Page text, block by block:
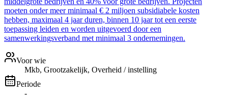
moeten onder meer minimaal € 2 miljoen subsidiabele kosten
hebben, maximaal 4 jaar duren, binnen 10 jaar tot een eerste
toepassing leiden en worden uitgevoerd door een
samenwerkingsverband met minimaal 3 ondernemingen.
Voor wie
Mkb, Grootzakelijk, Overheid / instelling
Periode
-